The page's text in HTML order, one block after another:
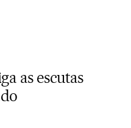
as escutas